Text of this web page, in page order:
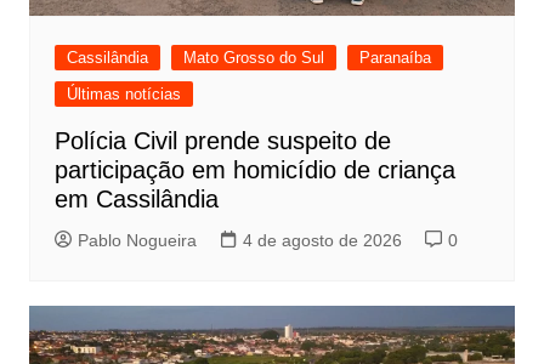
Cassilândia Mato Grosso do Sul
Paranaíba
Últimas notícias
Polícia Civil prende suspeito de
participação em homicídio de criança
em Cassilândia
Pablo Nogueira 4 de agosto de 2026 0